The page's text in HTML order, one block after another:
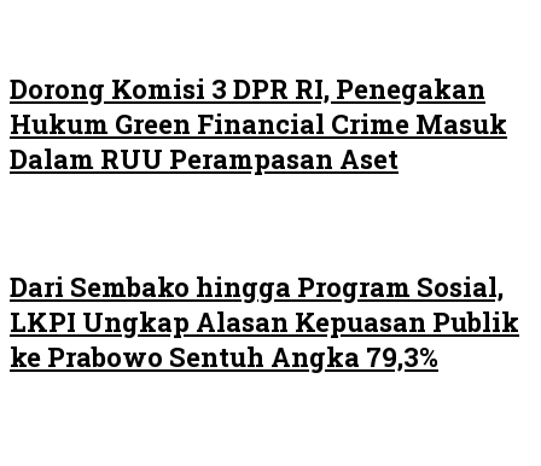
Dorong Komisi 3 DPR RI, Penegakan
Hukum Green Financial Crime Masuk
Dalam RUU Perampasan Aset
Dari Sembako hingga Program Sosial,
LKPI Ungkap Alasan Kepuasan Publik
ke Prabowo Sentuh Angka 79,3%